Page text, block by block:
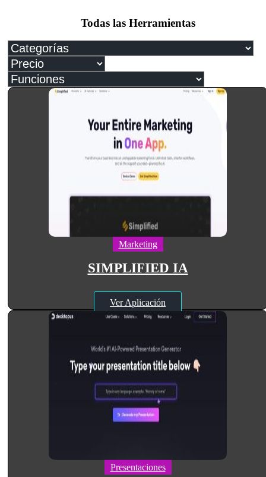
Todas las Herramientas
Marketing
SIMPLIFIED IA
Ver Aplicación
Presentaciones